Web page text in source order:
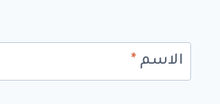
الاسم *